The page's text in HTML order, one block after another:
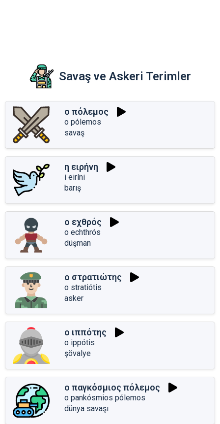
Savaş ve Askeri Terimler
ο πόλεμος
o pólemos
savaş
η ειρήνη
i eiríni
barış
ο εχθρός
o echthrós
düşman
ο στρατιώτης
o stratiótis
asker
ο ιππότης
o ippótis
şövalye
ο παγκόσμιος πόλεμος
o pankósmios pólemos
dünya savaşı